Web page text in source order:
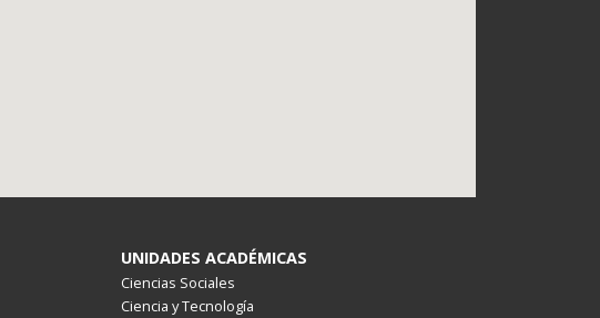
UNIDADES ACADÉMICAS
Ciencias Sociales
Ciencia y Tecnología